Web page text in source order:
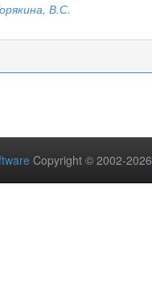
В.С.
Copyright © 2002-2026